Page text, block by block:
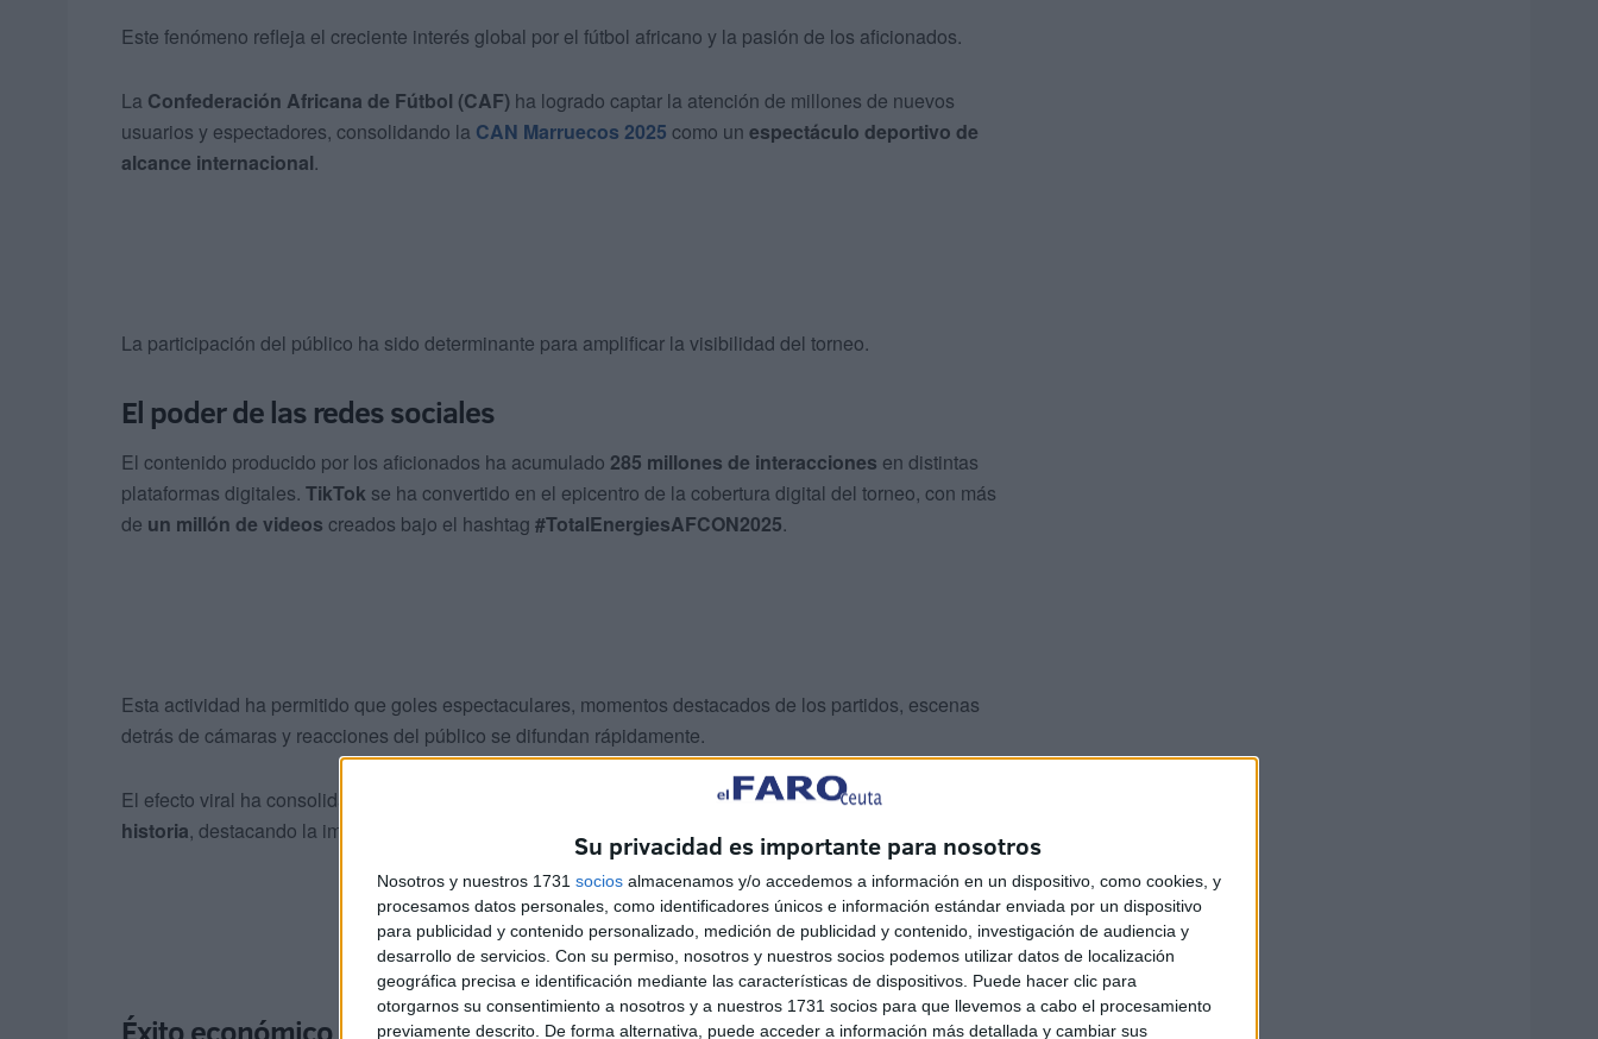
Su privacidad es importante para nosotros
Nosotros y nuestros 1731 socios almacenamos y/o accedemos a información en un dispositivo, como cookies, y
procesamos datos personales, como identificadores únicos e información estándar enviada por un dispositivo
para publicidad y contenido personalizado, medición de publicidad y contenido, investigación de audiencia y
desarrollo de servicios. Con su permiso, nosotros y nuestros socios podemos utilizar datos de localización
geográfica precisa e identificación mediante las características de dispositivos. Puede hacer clic para
otorgarnos su consentimiento a nosotros y a nuestros 1731 socios para que llevemos a cabo el procesamiento
previamente descrito. De forma alternativa, puede acceder a información más detallada y cambiar sus
Este fenómeno refleja el creciente interés global por el fútbol africano y la pasión de los aficionados.
La Confederación Africana de Fútbol (CAF) ha logrado captar la atención de millones de nuevos
usuarios y espectadores, consolidando la CAN Marruecos 2025 como un espectáculo deportivo de
alcance internacional.
La participación del público ha sido determinante para amplificar la visibilidad del torneo.
El poder de las redes sociales
El contenido producido por los aficionados ha acumulado 285 millones de interacciones en distintas
plataformas digitales. TikTok se ha convertido en el epicentro de la cobertura digital del torneo, con más
de un millón de videos creados bajo el hashtag #TotalEnergiesAFCON2025.
Esta actividad ha permitido que goles espectaculares, momentos destacados de los partidos, escenas
detrás de cámaras y reacciones del público se difundan rápidamente.
El efecto viral ha consolidado a la CAN Marruecos 2025 como
el torneo africano más visible en la
historia, destacando la importancia de las estrategias digitales para conectar con audiencias globales.